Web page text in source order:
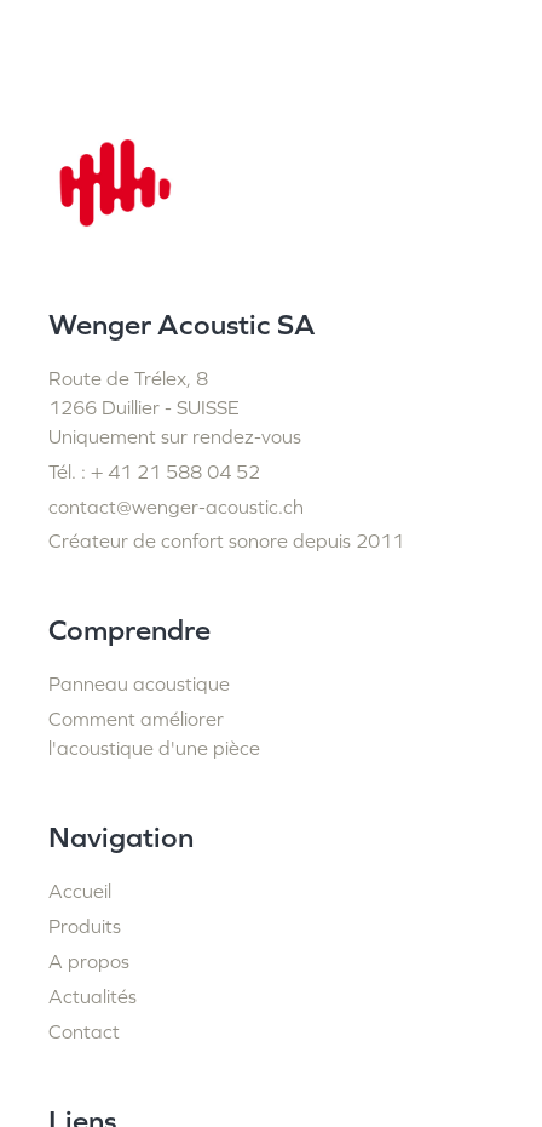
Wenger Acoustic SA
Route de Trélex, 8
1266 Duillier - SUISSE
Uniquement sur rendez-vous
Tél. : + 41 21 588 04 52
contact@wenger-acoustic.ch
Créateur de confort sonore depuis 2011
Comprendre
Panneau acoustique
Comment améliorer
l'acoustique d'une pièce
Navigation
Accueil
Produits
A propos
Actualités
Contact